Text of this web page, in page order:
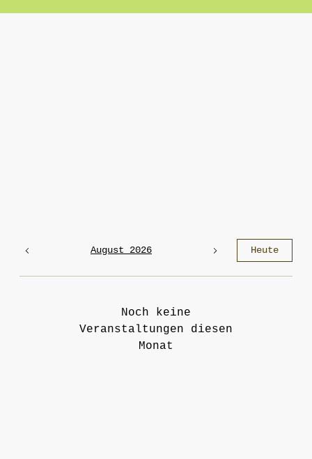
August 2026 Heute
Noch keine
Veranstaltungen diesen
Monat